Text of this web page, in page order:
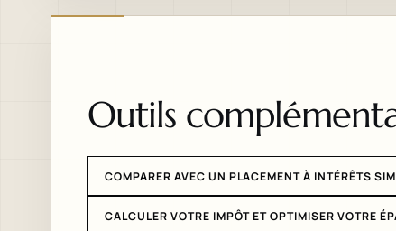
Outils
COMPARER AVEC UN PLACEMENT À INTÉRÊTS
CALCULER VOTRE IMPÔT ET OPTIMISER VOTRE